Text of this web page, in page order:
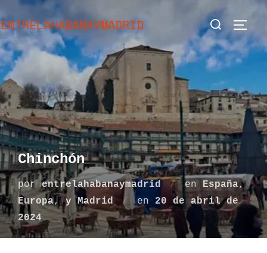
Saltar
al
contenido
ENTRELAHABANAYMADRID Buscar:
Chinchón
porentrelahabanaymadrid en España,
Europa,y Madrid en Publicado
el
20 de abril de
2024